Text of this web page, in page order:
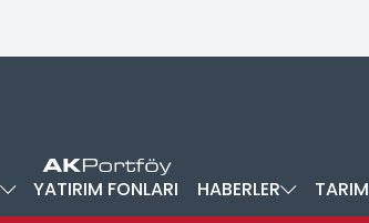
YATIRIM FONLARI HABERLER TARIM